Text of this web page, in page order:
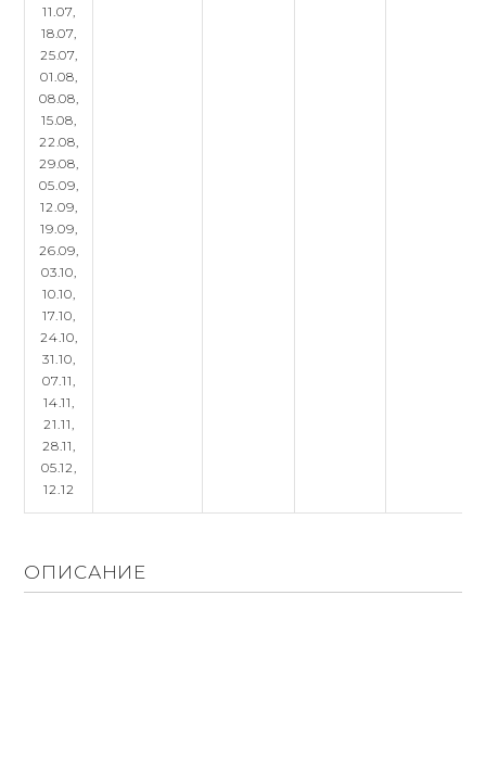
11.07,
18.07,
25.07,
01.08,
08.08,
15.08,
22.08,
29.08,
05.09,
12.09,
19.09,
26.09,
03.10,
10.10,
17.10,
24.10,
31.10,
07.11,
14.11,
21.11,
28.11,
05.12,
12.12
ОПИСАНИЕ